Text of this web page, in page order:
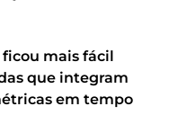
mais fácil
que integram
em tempo